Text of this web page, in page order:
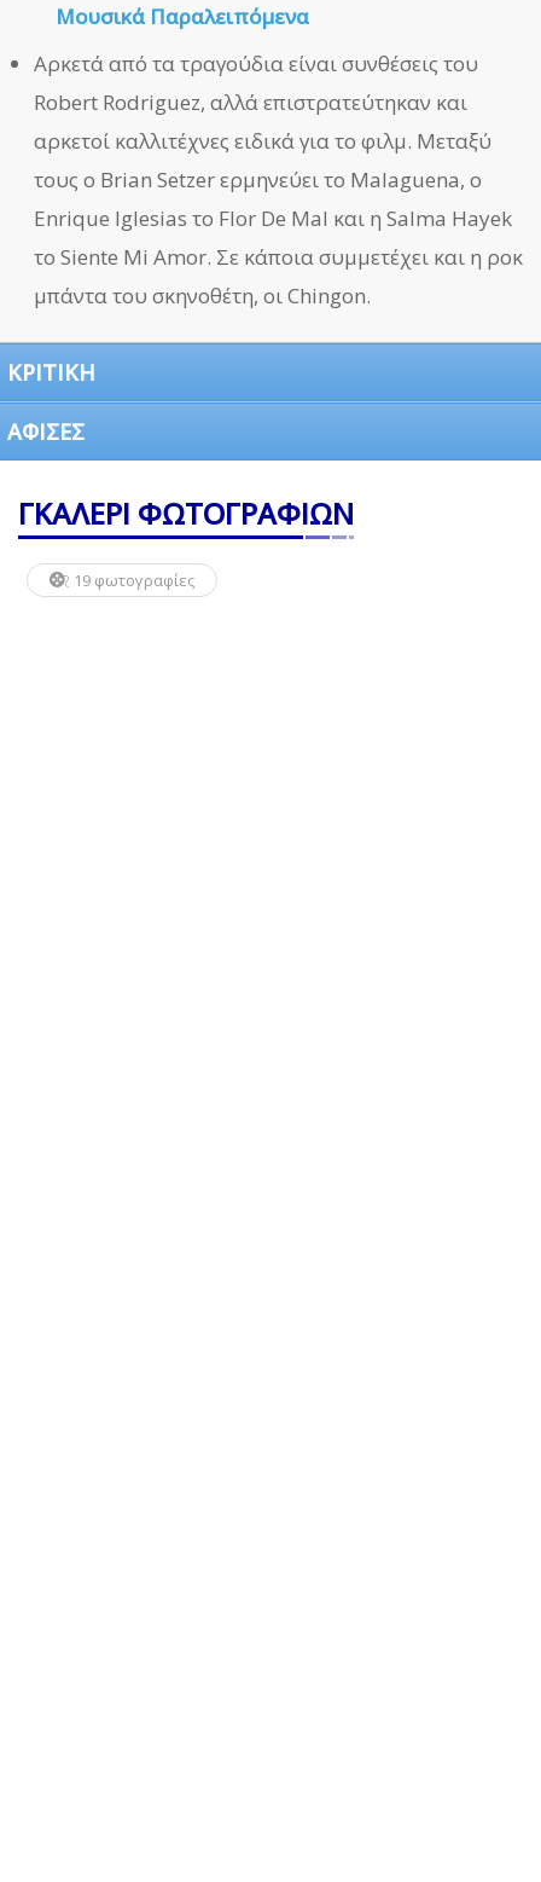
Μουσικά Παραλειπόμενα
Αρκετά από τα τραγούδια είναι συνθέσεις του
Robert Rodriguez, αλλά επιστρατεύτηκαν και
αρκετοί καλλιτέχνες ειδικά για το φιλμ. Μεταξύ
τους ο Brian Setzer ερμηνεύει το Malaguena, ο
Enrique Iglesias το Flor De Mal και η Salma Hayek
το Siente Mi Amor. Σε κάποια συμμετέχει και η ροκ
μπάντα του σκηνοθέτη, οι Chingon.
ΚΡΙΤΙΚΗ
ΑΦΙΣΕΣ
ΓΚΑΛΕΡΙ ΦΩΤΟΓΡΑΦΙΩΝ
19 φωτογραφίες